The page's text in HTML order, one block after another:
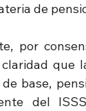
de
por
que
base,
del